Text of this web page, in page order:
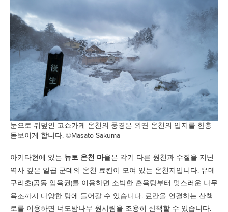
눈으로 뒤덮인 고쇼가케 온천의 풍경은 외딴 온천의 입지를 한층
돋보이게 합니다. ©Masato Sakuma
아키타현에 있는 뉴토 온천 마을은 각기 다른 원천과 수질을 지닌
역사 깊은 일곱 군데의 온천 료칸이 모여 있는 온천지입니다. 유메
구리초(공동 입욕권)를 이용하면 소박한 혼욕탕부터 멋스러운 나무
욕조까지 다양한 탕에 들어갈 수 있습니다. 료칸을 연결하는 산책
로를 이용하면 너도밤나무 원시림을 조용히 산책할 수 있습니다.